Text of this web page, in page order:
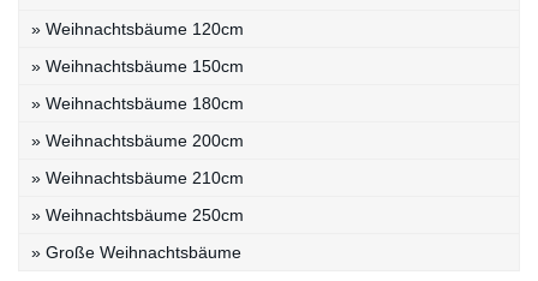
» Weihnachtsbäume 120cm
» Weihnachtsbäume 150cm
» Weihnachtsbäume 180cm
» Weihnachtsbäume 200cm
» Weihnachtsbäume 210cm
» Weihnachtsbäume 250cm
» Große Weihnachtsbäume